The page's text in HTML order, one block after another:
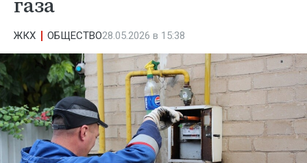
ЖКХ ОБЩЕСТВО28.05.2026 в 15:38